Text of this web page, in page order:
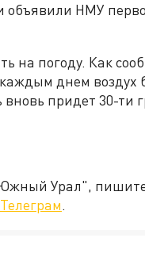
объявили НМУ
на погоду. Как
днем воздух
придет 30-ти
Южный Урал",
.